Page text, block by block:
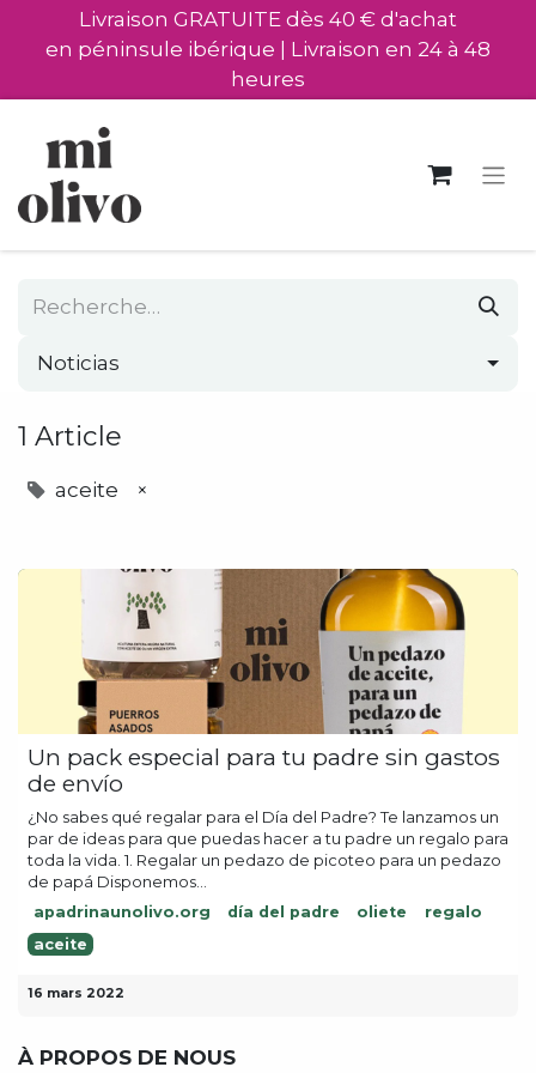
Livraison GRATUITE dès 40 € d'achat
en péninsule ibérique | Livraison en 24 à 48
heures
Noticias
1 Article
aceite ×
Un pack especial para tu padre sin gastos
de envío
¿No sabes qué regalar para el Día del Padre? Te lanzamos un
par de ideas para que puedas hacer a tu padre un regalo para
toda la vida. 1. Regalar un pedazo de picoteo para un pedazo
de papá Disponemos...
apadrinaunolivo.org día del padre oliete
regalo
aceite
16 mars 2022
À PROPOS DE NOUS